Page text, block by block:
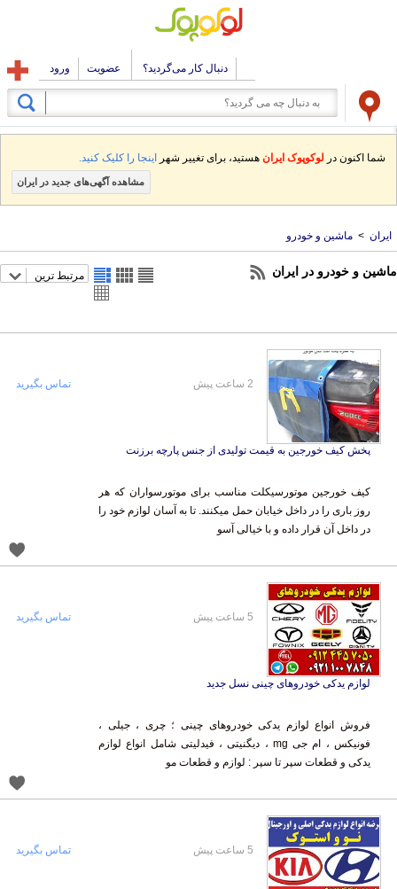
دنبال کار می‌گردید؟ عضویت ورود
شما اکنون در لوکوپوک ایران هستید، برای تغییر شهر اینجا را کلیک کنید.
مشاهده آگهی‌های جدید در ایران
ایران > ماشین و خودرو
ماشین و خودرو در ایران مرتبط ترین
پخش کیف خورجین به قیمت تولیدی از جنس پارچه برزنت
کیف خورجین موتورسیکلت مناسب برای موتورسواران که هر
روز باری را در داخل خیابان حمل میکنند. تا به آسان لوازم خود را
در داخل آن قرار داده و با خیالی آسو
2 ساعت پیش تماس بگیرید
لوازم یدکی خودروهای چینی نسل جدید
فروش انواع لوازم یدکی خودروهای چینی ؛ چری ، جیلی ،
فونیکس ، ام جی mg ، دیگنیتی ، فیدلیتی شامل انواع لوازم
یدکی و قطعات سپر تا سپر : لوازم و قطعات مو
5 ساعت پیش تماس بگیرید
5 ساعت پیش تماس بگیرید